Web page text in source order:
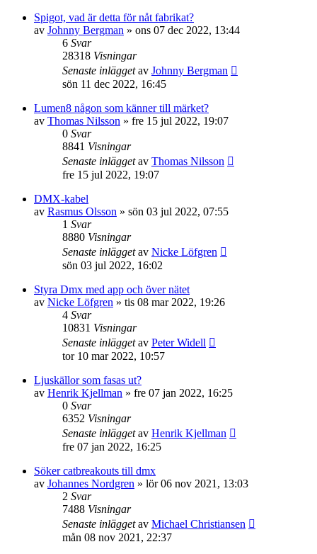
Spigot, vad är detta för nåt fabrikat?
av Johnny Bergman » ons 07 dec 2022, 13:44
6 Svar
28318 Visningar
Senaste inläggetav Johnny Bergman
sön 11 dec 2022, 16:45
Lumen8 någon som känner till märket?
av Thomas Nilsson » fre 15 jul 2022, 19:07
0 Svar
8841 Visningar
Senaste inläggetav Thomas Nilsson
fre 15 jul 2022, 19:07
DMX-kabel
av Rasmus Olsson » sön 03 jul 2022, 07:55
1 Svar
8880 Visningar
Senaste inläggetav Nicke Löfgren
sön 03 jul 2022, 16:02
Styra Dmx med app och över nätet
av Nicke Löfgren » tis 08 mar 2022, 19:26
4 Svar
10831 Visningar
Senaste inläggetav Peter Widell
tor 10 mar 2022, 10:57
Ljuskällor som fasas ut?
av Henrik Kjellman » fre 07 jan 2022, 16:25
0 Svar
6352 Visningar
Senaste inläggetav Henrik Kjellman
fre 07 jan 2022, 16:25
Söker catbreakouts till dmx
av Johannes Nordgren » lör 06 nov 2021, 13:03
2 Svar
7488 Visningar
Senaste inläggetav Michael Christiansen
mån 08 nov 2021, 22:37